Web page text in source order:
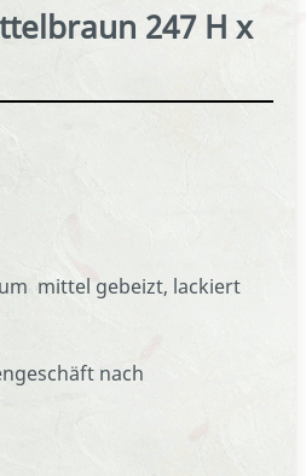
247 H x
mittel gebeizt, lackiert
nach